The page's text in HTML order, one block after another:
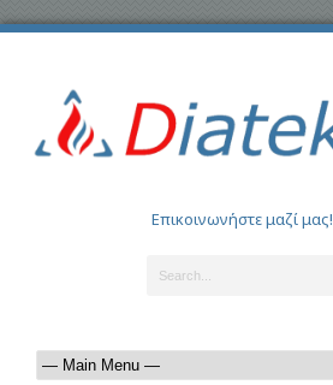
Επικοινωνήστε μαζί μας!